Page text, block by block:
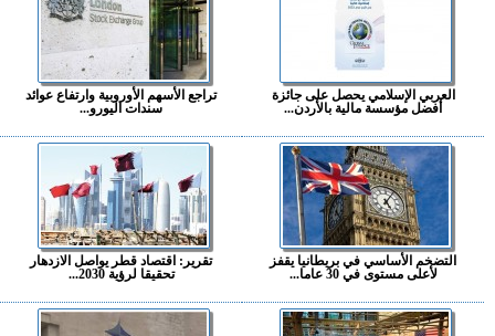
العربي الإسلامي يحصل على جائزة
أفضل مؤسسة مالية بالأردن...
تراجع الأسهم الأوروبية وارتفاع عوائد
سندات اليورو...
التضخم الأساسي في بريطانيا يقفز
لأعلى مستوى في 30 عاما...
تقرير: اقتصاد قطر يواصل الازدهار
تحقيقا لرؤية 2030...